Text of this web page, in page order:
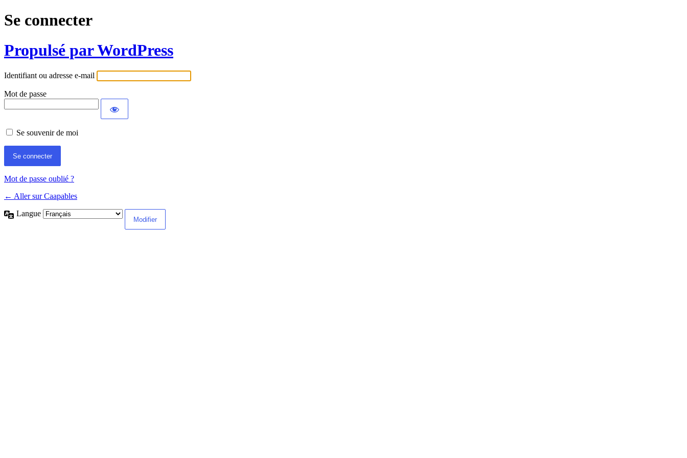
Se connecter
Propulsé par WordPress
Identifiant ou adresse e-mail
Mot de passe
Se souvenir de moi
Mot de passe oublié ?
← Aller sur Caapables
Langue